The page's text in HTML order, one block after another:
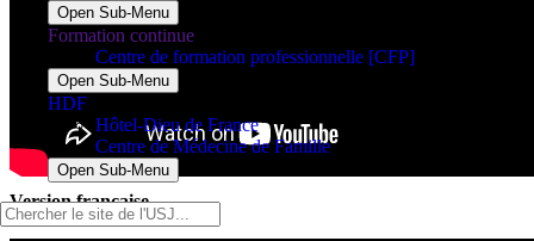
Open Sub-Menu
Formation continue
Centre de formation professionnelle [CFP]
Open Sub-Menu
HDF
Hôtel-Dieu de France
Centre de Médecine de Famille
Open Sub-Menu
Version française